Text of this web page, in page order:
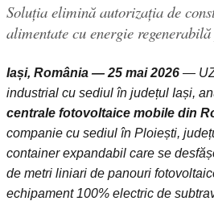
Soluția elimină autorizația de
alimentate cu energie
Iași, România — 25 mai 2026 —
industrial cu sediul în județul Iași,
centrale fotovoltaice mobile din
companie cu sediul în Ploiești,
container expandabil care se
de metri liniari de panouri
echipament 100% electric de